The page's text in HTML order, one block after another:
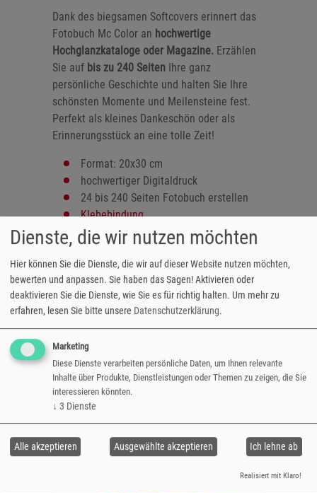
Dank des biegsamen Softcovers erinnert das
Fotobuch Mc Color an hochwertige
Hochglanzkataloge oder Magazine. Erzählen
Sie auf bis zu 240 Seiten Ihre ganz
persönliche Geschichte und halten Sie Ihre
schönsten Momente und Meilensteine fest.
Perfekt als kleines Dankeschön oder als
Erinnerungsstück an eine tolle Zeit!
Format: 20x30 cm
hochwertiger Digitaldruck
24 bis 240 Seiten Fotobuch erstellen
Klebebindung
gestaltbares Softcover
zahlreiche Designvorlagen verfügbar
Hochformat
versandfertig in 3-5 Tagen
Mc Color 20x30 € 18,50
z.B. 24 Seiten € 18,50
z.B. 28 Seiten € 19,79
Dienste, die wir nutzen möchten
Hier können Sie die Dienste, die wir auf dieser Website nutzen möchten,
bewerten und anpassen. Sie haben das Sagen! Aktivieren oder
deaktivieren Sie die Dienste, wie Sie es für richtig halten. Um mehr zu
erfahren, lesen Sie bitte unsere Datenschutzerklärung.
Marketing
Diese Dienste verarbeiten persönliche Daten, um Ihnen relevante
Inhalte über Produkte, Dienstleistungen oder Themen zu zeigen, die Sie
interessieren könnten.
↓ 3 Dienste
Ich lehne ab
Ausgewählte akzeptieren
Alle akzeptieren
Realisiert mit Klaro!